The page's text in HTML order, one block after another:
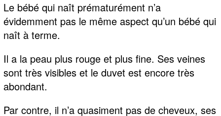
Le bébé qui naît prématurément n’a
évidemment pas le même aspect qu’un bébé qui
naît à terme.
Il a la peau plus rouge et plus fine. Ses veines
sont très visibles et le duvet est encore très
abondant.
Par contre, il n’a quasiment pas de cheveux, ses